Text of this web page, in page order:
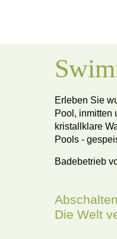
Erleben Sie
Pool, inmitten
kristallklare
Pools -
Badebetrieb
Die Welt